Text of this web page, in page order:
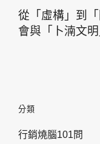
從「虛構」到
會與「卜湳文明
分類
行銷燒腦101問